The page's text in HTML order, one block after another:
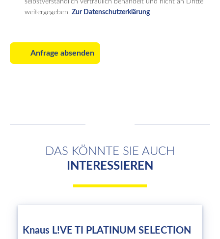
selbstverständlich vertraulich behandelt und nicht an Dritte
weitergegeben. Zur Datenschutzerklärung
Anfrage absenden
DAS KÖNNTE SIE AUCH
INTERESSIEREN
Knaus L!VE TI PLATINUM SELECTION